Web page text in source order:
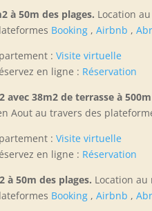
à 50m des plages. Location
Booking ,Airbnb ,
:Visite virtuelle
en ligne : Réservation
38m2 de terrasse à
Aoutau travers des
:Visite virtuelle
en ligne : Réservation
à 50m des plages. Location
Booking ,Airbnb ,